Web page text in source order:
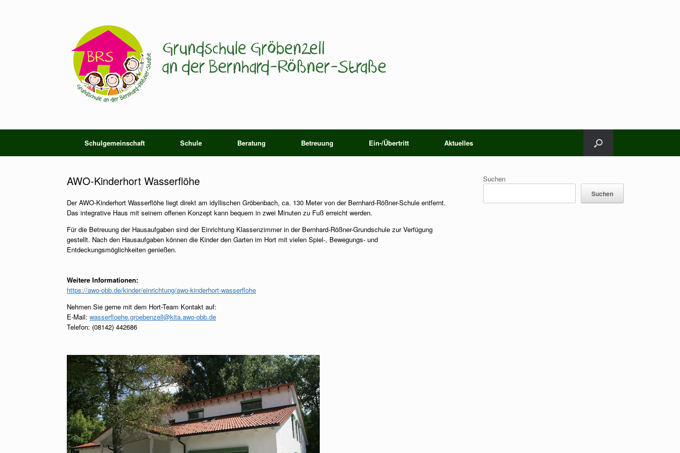
Schulgemeinschaft Schule Beratung Betreuung Ein-/Übertritt Aktuelles
AWO-Kinderhort Wasserflöhe
Der AWO-Kinderhort Wasserflöhe liegt direkt am idyllischen Gröbenbach, ca. 130 Meter von der Bernhard-Rößner-Schule entfernt.
Das integrative Haus mit seinem offenen Konzept kann bequem in zwei Minuten zu Fuß erreicht werden.
Für die Betreuung der Hausaufgaben sind der Einrichtung Klassenzimmer in der Bernhard-Rößner-Grundschule zur Verfügung
gestellt. Nach den Hausaufgaben können die Kinder den Garten im Hort mit vielen Spiel-, Bewegungs- und
Entdeckungsmöglichkeiten genießen.
Weitere Informationen:
https://awo-obb.de/kinder/einrichtung/awo-kinderhort-wasserflohe
Nehmen Sie gerne mit dem Hort-Team Kontakt auf:
E-Mail: wasserfloehe.groebenzell@kita.awo-obb.de
Telefon: (08142) 442686
Suchen
Suchen